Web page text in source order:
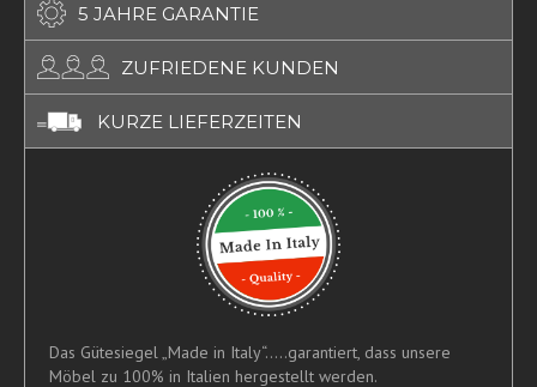
5 JAHRE GARANTIE
ZUFRIEDENE KUNDEN
KURZE LIEFERZEITEN
Das Gütesiegel „Made in Italy“.....garantiert, dass unsere
Möbel zu 100% in Italien hergestellt werden.